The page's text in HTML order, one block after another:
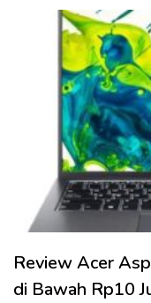
Review Acer
di Bawah Rp10